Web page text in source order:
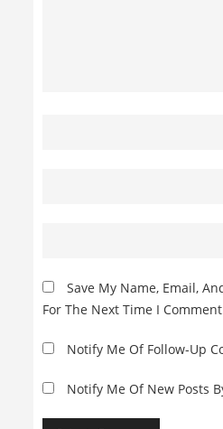
Save My Name, Email,
For The Next Time I
Notify Me Of Follow-Up
Notify Me Of New Posts